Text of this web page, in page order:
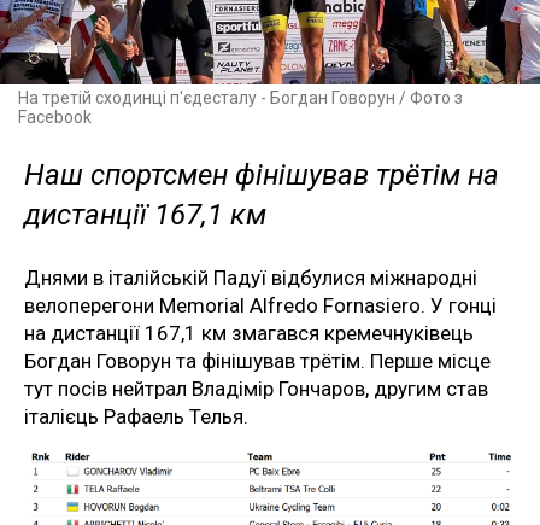
На третій сходинці п'єдесталу - Богдан Говорун / Фото з
Facebook
Наш спортсмен фінішував трётім на
дистанції 167,1 км
Днями в італійській Падуї відбулися міжнародні
велоперегони Memorial Alfredo Fornasiero. У гонці
на дистанції 167,1 км змагався кремечнуківець
Богдан Говорун та фінішував трётім. Перше місце
тут посів нейтрал Владімір Гончаров, другим став
італієць Рафаель Телья.